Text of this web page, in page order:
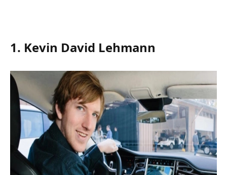
1. Kevin David Lehmann